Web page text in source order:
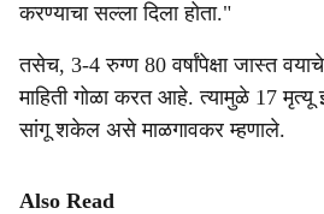
करण्याचा सल्ला दिला होता."
तसेच, 3-4 रुग्ण 80 वर्षांपेक्षा जास्त
माहिती गोळा करत आहे. त्यामुळे 17 मृत्यू
सांगू शकेल असे माळगावकर म्हणाले.
Also Read